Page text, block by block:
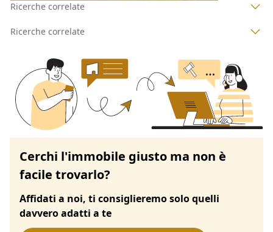
Ricerche correlate
Ricerche correlate
Cerchi l'immobile giusto ma non è
facile trovarlo?
Affidati a noi, ti consiglieremo solo quelli
davvero adatti a te